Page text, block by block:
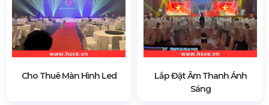
Cho Thuê Màn Hình Led
Lắp Đặt Âm Thanh Ánh
Sáng